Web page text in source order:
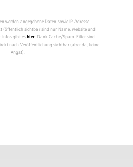
werden angegebene Daten sowie IP-Adresse
(öffentlich sichtbar sind nur Name, Website und
Infos gibt eshier. Dank Cache/Spam-Filter sind
nach Veröffentlichung sichtbar (aber da, keine
Angst).